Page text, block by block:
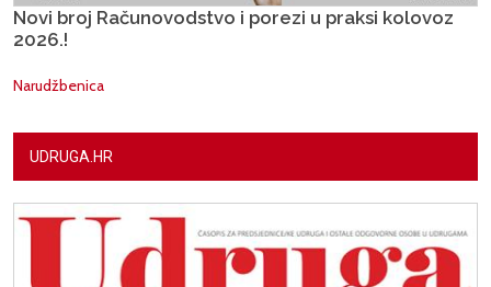
Novi broj Računovodstvo i porezi u praksi kolovoz
2026.!
Narudžbenica
UDRUGA.HR